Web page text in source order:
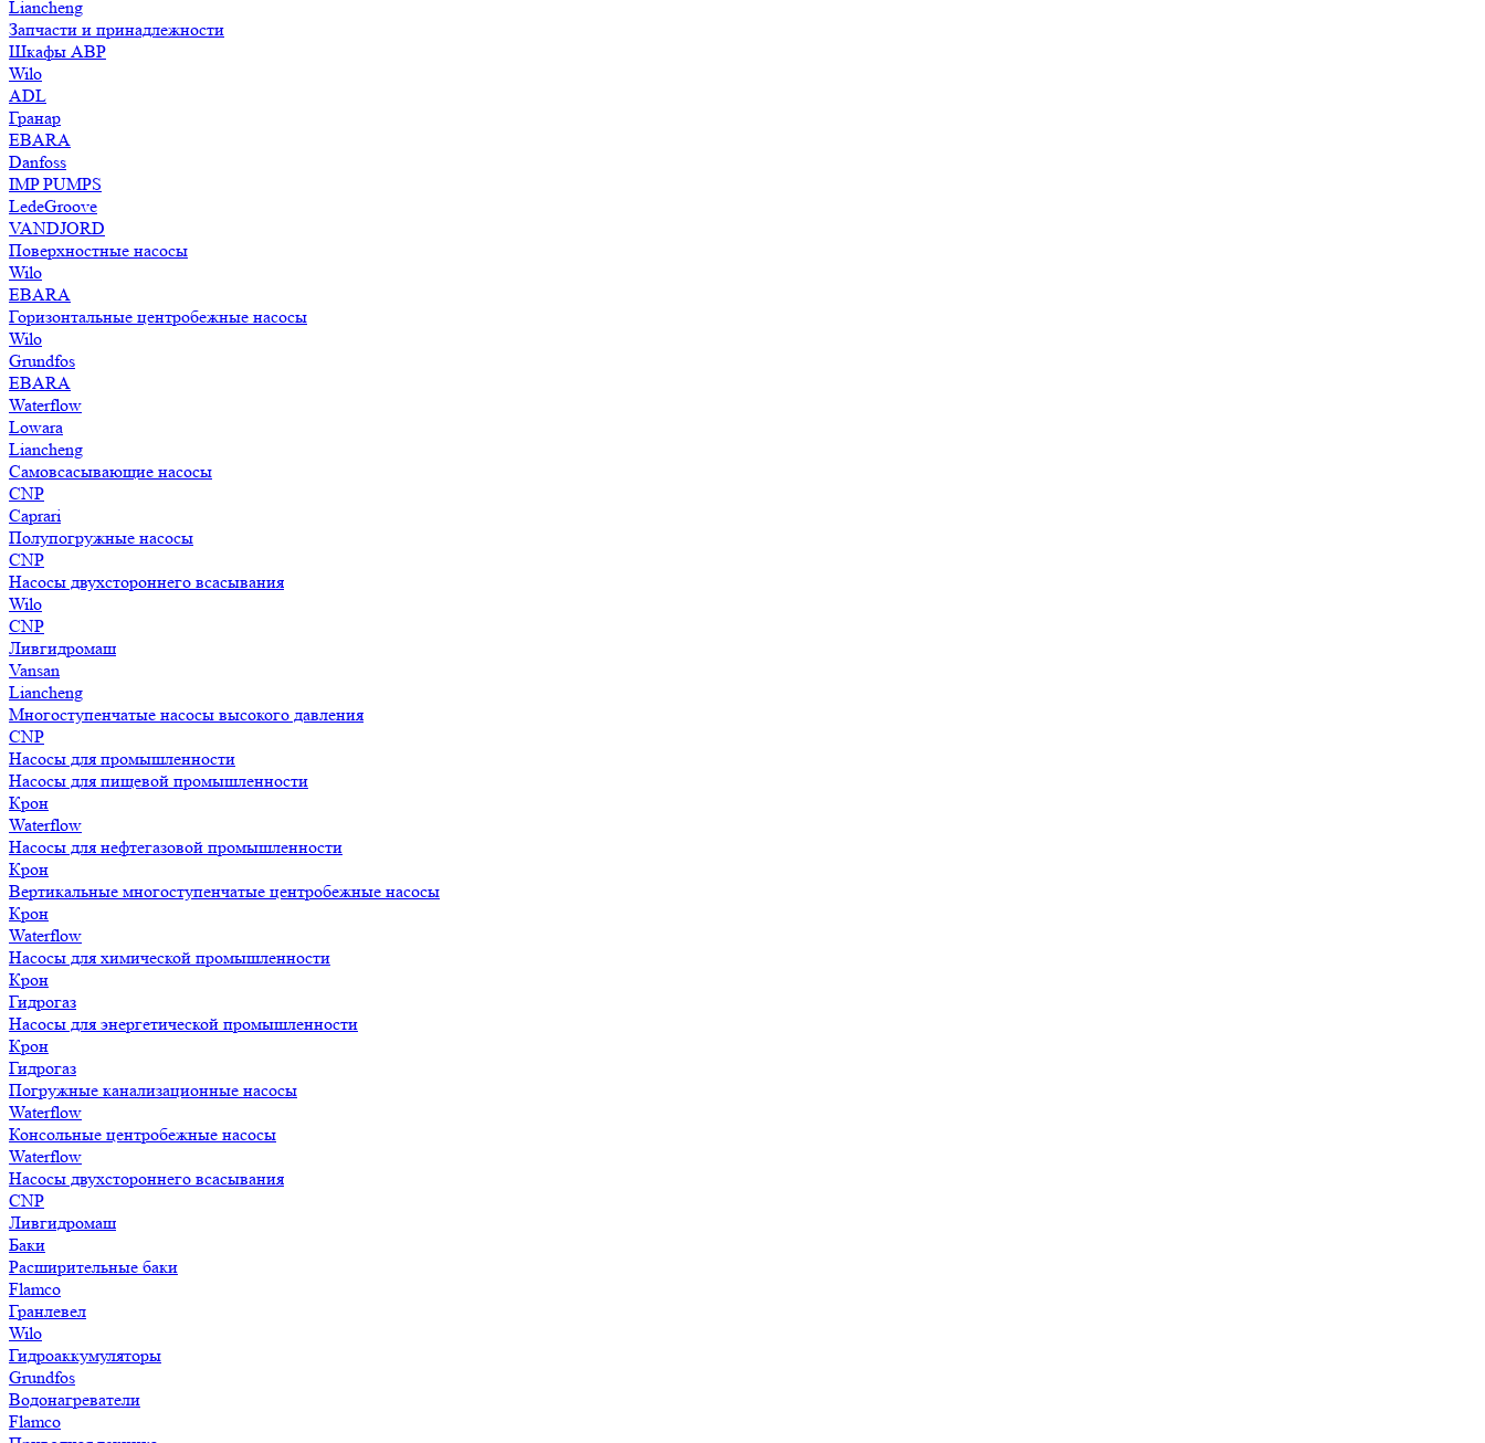
Liancheng
Запчасти и принадлежности
Шкафы АВР
Wilo
ADL
Гранар
EBARA
Danfoss
IMP PUMPS
LedeGroove
VANDJORD
Поверхностные насосы
Wilo
EBARA
Горизонтальные центробежные насосы
Wilo
Grundfos
EBARA
Waterflow
Lowara
Liancheng
Самовсасывающие насосы
CNP
Caprari
Полупогружные насосы
CNP
Насосы двухстороннего всасывания
Wilo
CNP
Ливгидромаш
Vansan
Liancheng
Многоступенчатые насосы высокого давления
CNP
Насосы для промышленности
Насосы для пищевой промышленности
Крон
Waterflow
Насосы для нефтегазовой промышленности
Крон
Вертикальные многоступенчатые центробежные насосы
Крон
Waterflow
Насосы для химической промышленности
Крон
Гидрогаз
Насосы для энергетической промышленности
Крон
Гидрогаз
Погружные канализационные насосы
Waterflow
Консольные центробежные насосы
Waterflow
Насосы двухстороннего всасывания
CNP
Ливгидромаш
Баки
Расширительные баки
Flamco
Гранлевел
Wilo
Гидроаккумуляторы
Grundfos
Водонагреватели
Flamco